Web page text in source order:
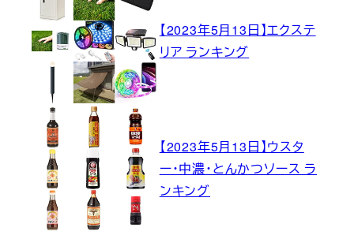
【2023年5月13日】エクステ
リア ランキング
【2023年5月13日】ウスタ
ー・中濃・とんかつソース ラ
ンキング